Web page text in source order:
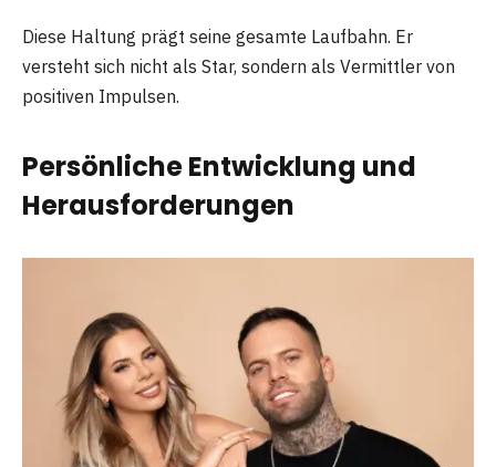
Diese Haltung prägt seine gesamte Laufbahn. Er
versteht sich nicht als Star, sondern als Vermittler von
positiven Impulsen.
Persönliche Entwicklung und
Herausforderungen